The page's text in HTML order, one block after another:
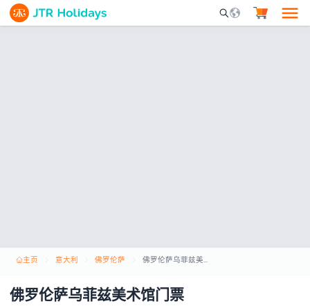
Mobile Search
主页 意大利 佛罗伦萨 佛罗伦萨乌菲兹美术馆门票
佛罗伦萨乌菲兹美术馆门票